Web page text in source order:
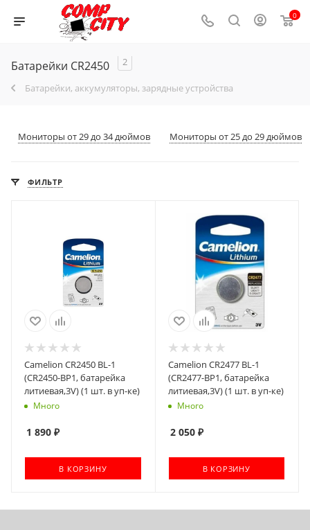
0
Батарейки CR2450 2
Батарейки, аккумуляторы, зарядные устройства
Мониторы от 29 до 34 дюймов Мониторы от 25 до 29 дюймов
ФИЛЬТР
Camelion CR2450 BL-1
(CR2450-BP1, батарейка
литиевая,3V) (1 шт. в уп-ке)
Много
1 890 ₽
В КОРЗИНУ
Camelion CR2477 BL-1
(CR2477-BP1, батарейка
литиевая,3V) (1 шт. в уп-ке)
Много
2 050₽
В КОРЗИНУ